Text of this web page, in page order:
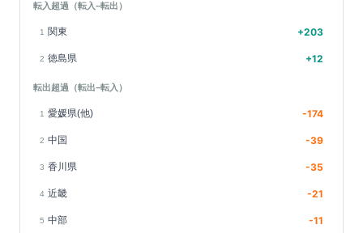
転入超過（転入−転出）
1 関東 +203
2 徳島県 +12
転出超過（転出−転入）
1 愛媛県(他) -174
2 中国 -39
3 香川県 -35
4 近畿 -21
5 中部 -11